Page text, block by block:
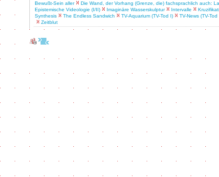
Bewußt-Sein aller
Die Wand, der Vorhang (Grenze, die) fachsprachlich auch:
Epistemische Videologie (I/II)
Imaginäre Wasserskulptur Intervalle
Synthesis
The Endless Sandwich TV-Aquarium (TV-Tod I)
TV-News (TV-Tod
Zeitblut